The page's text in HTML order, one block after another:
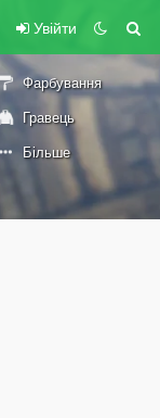
Увійти
Фарбування
Гравець
Більше